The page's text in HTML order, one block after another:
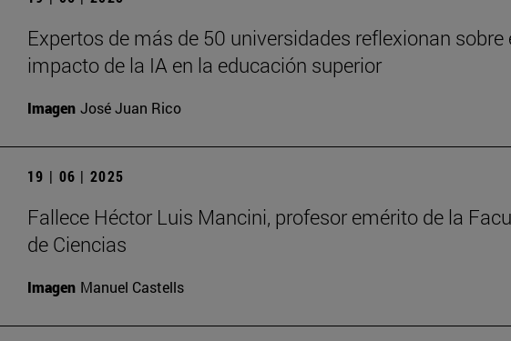
Expertos de más de 50 universidades reflexionan sobre
impacto de la IA en la educación superior
Imagen José Juan Rico
19 | 06 | 2025
Fallece Héctor Luis Mancini, profesor emérito de la
de Ciencias
Imagen Manuel Castells